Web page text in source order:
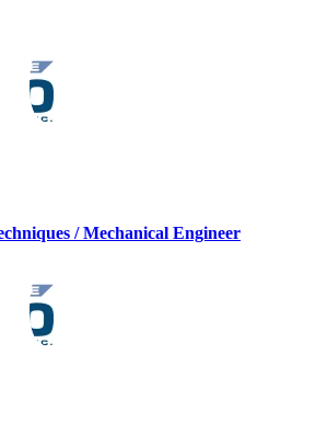
/ Mechanical Engineer